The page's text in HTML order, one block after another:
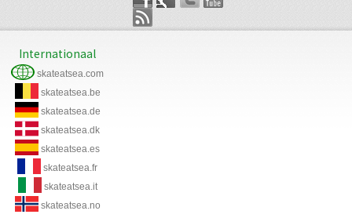
Internationaal
skateatsea.com
skateatsea.be
skateatsea.de
skateatsea.dk
skateatsea.es
skateatsea.fr
skateatsea.it
skateatsea.no